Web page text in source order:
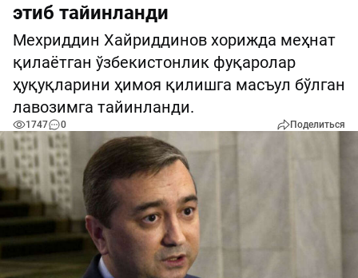
этиб тайинланди
Мехриддин Хайриддинов хорижда меҳнат
қилаётган ўзбекистонлик фуқаролар
ҳуқуқларини ҳимоя қилишга масъул бўлган
лавозимга тайинланди.
1747 0 Поделиться